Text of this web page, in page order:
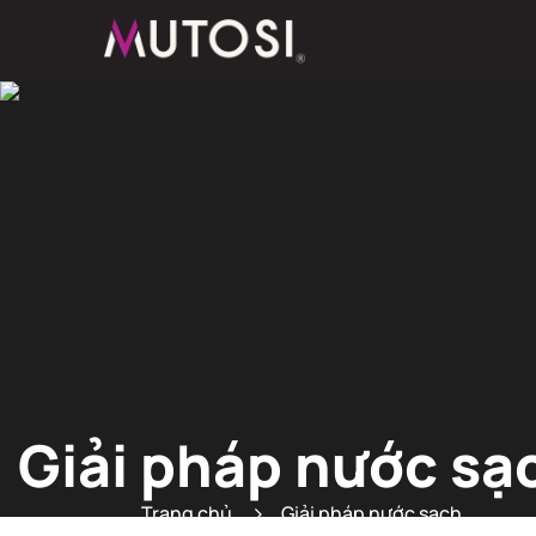
Giải pháp nước
Trang chủ Giải pháp nước sạch